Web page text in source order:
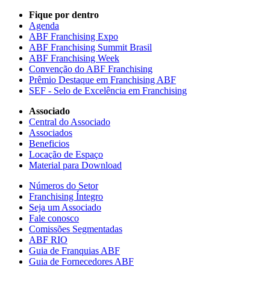
Fique por dentro
Agenda
ABF Franchising Expo
ABF Franchising Summit Brasil
ABF Franchising Week
Convenção do ABF Franchising
Prêmio Destaque em Franchising ABF
SEF - Selo de Excelência em Franchising
Associado
Central do Associado
Associados
Beneficios
Locação de Espaço
Material para Download
Números do Setor
Franchising Íntegro
Seja um Associado
Fale conosco
Comissões Segmentadas
ABF RIO
Guia de Franquias ABF
Guia de Fornecedores ABF